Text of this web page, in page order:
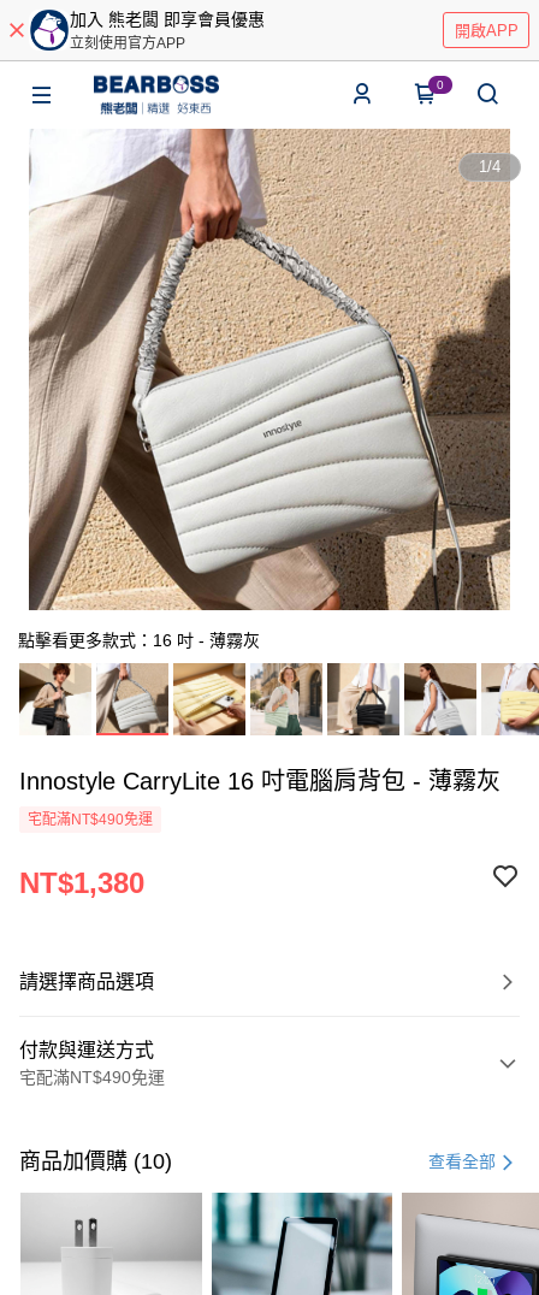
加入 熊老闆 即享會員優惠
立刻使用官方APP
開啟APP
0
1/4
點擊看更多款式：16 吋 - 薄霧灰
Innostyle CarryLite 16 吋電腦肩背包 - 薄霧灰
宅配滿NT$490免運
NT$1,380
請選擇商品選項
付款與運送方式
宅配滿NT$490免運
信用卡一次付款
3 期 0 利率 每期 NT$460
第一商業銀行
NT$230 21家銀行
商品加價購 (10) 查看全部